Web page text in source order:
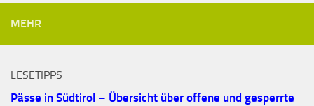
MEHR
LESETIPPS
Pässe in Südtirol – Übersicht über offene und gesperrte